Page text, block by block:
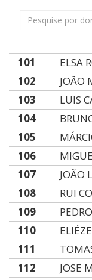
101
ELSA
102
JOÃO
103
LUIS
104
105
106
107
JOÃO
108
RUI
109
110
111
112
JOSE